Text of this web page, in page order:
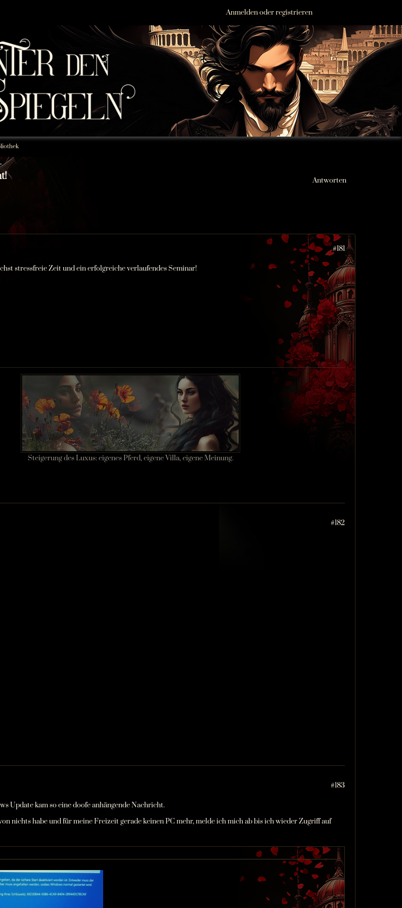
Anmelden oder registrieren
Antworten
#181
stressfreie Zeit und ein erfolgreiche verlaufendes Seminar!
Steigerung des Luxus: eigenes Pferd, eigene Villa, eigene Meinung.
#182
#183
Update kam so eine doofe anhängende Nachricht.
nichts habe und für meine Freizeit gerade keinen PC mehr, melde ich mich ab bis ich wieder Zugriff auf